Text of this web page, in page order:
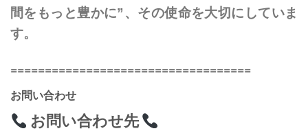
間をもっと豊かに”、その使命を大切にしていま
す。
===================================
お問い合わせ
お問い合わせ先